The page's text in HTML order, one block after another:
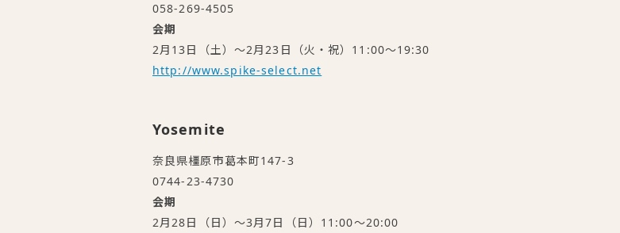
058-269-4505
会期
2月13日（土）～2月23日（火・祝）11:00～19:30
http://www.spike-select.net
Yosemite
奈良県橿原市葛本町147-3
0744-23-4730
会期
2月28日（日）～3月7日（日）11:00～20:00